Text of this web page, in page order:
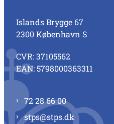
Islands Brygge 67
2300 København S
CVR: 37105562
EAN: 5798000363311
72 28 66 00
stps@stps.dk